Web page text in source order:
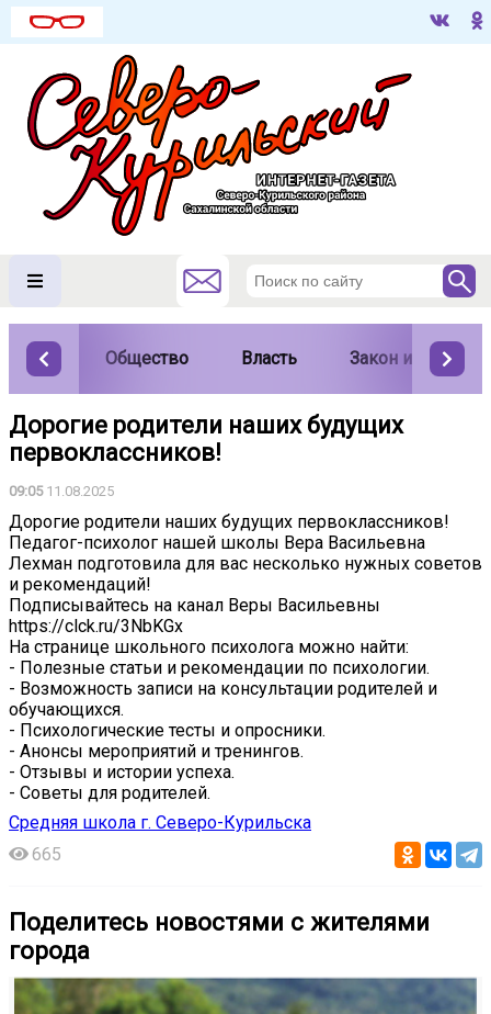
Общество Власть Закон и порядок
Дорогие родители наших будущих
первоклассников!
09:0511.08.2025
Дорогие родители наших будущих первоклассников!
Педагог-психолог нашей школы Вера Васильевна
Лехман подготовила для вас несколько нужных советов
и рекомендаций!
Подписывайтесь на канал Веры Васильевны
https://clck.ru/3NbKGx
На странице школьного психолога можно найти:
- Полезные статьи и рекомендации по психологии.
- Возможность записи на консультации родителей и
обучающихся.
- Психологические тесты и опросники.
- Анонсы мероприятий и тренингов.
- Отзывы и истории успеха.
- Советы для родителей.
Средняя школа г. Северо-Курильска
665
Поделитесь новостями с жителями
города